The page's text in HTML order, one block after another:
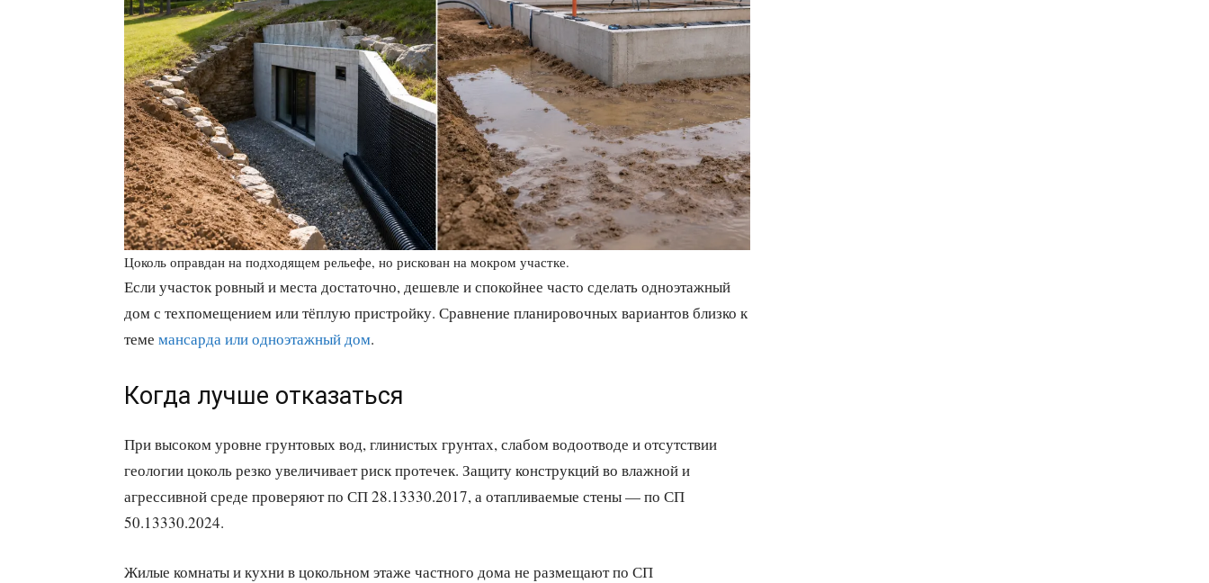
Цоколь оправдан на подходящем рельефе, но рискован на мокром участке.
Если участок ровный и места достаточно, дешевле и спокойнее часто сделать одноэтажный
дом с техпомещением или тёплую пристройку. Сравнение планировочных вариантов близко к
теме мансарда или одноэтажный дом.
Когда лучше отказаться
При высоком уровне грунтовых вод, глинистых грунтах, слабом водоотводе и отсутствии
геологии цоколь резко увеличивает риск протечек. Защиту конструкций во влажной и
агрессивной среде проверяют по СП 28.13330.2017, а отапливаемые стены — по СП
50.13330.2024.
Жилые комнаты и кухни в цокольном этаже частного дома не размещают по СП